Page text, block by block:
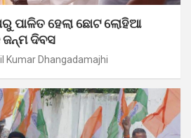
ପାଳିତ ହେଲା ଛୋଟ ଲୋହିଆ
ଦିବସ
Kumar Dhangadamajhi